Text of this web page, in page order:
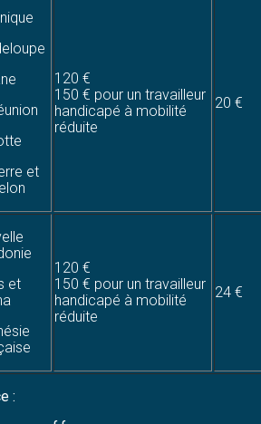
et
120 €
150 € pour un travailleur
handicapé à mobilité
réduite
20 €
et
120 €
150 € pour un travailleur
handicapé à mobilité
réduite
24 €
: